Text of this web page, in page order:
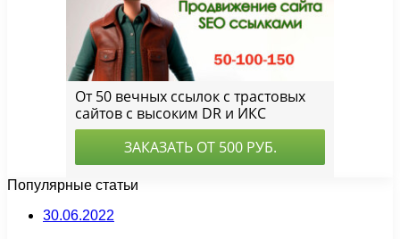
Популярные статьи
30.06.2022